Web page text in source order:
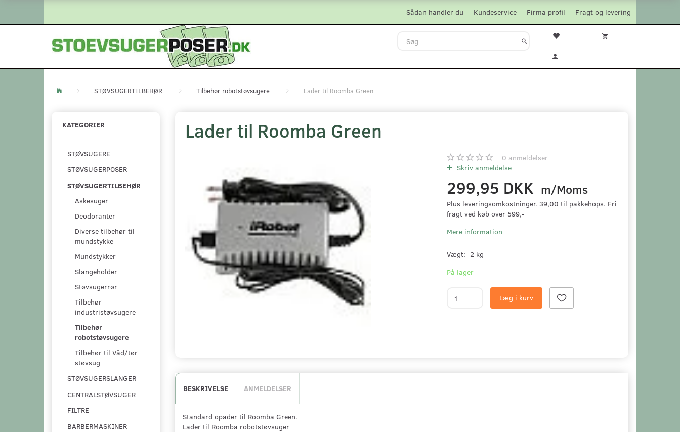
Fragt og levering
Firma profil
Kundeservice
Sådan handler du
STØVSUGERTILBEHØR Tilbehør robotstøvsugere Lader til Roomba Green
KATEGORIER
STØVSUGERE
STØVSUGERPOSER
STØVSUGERTILBEHØR
Askesuger
Deodoranter
Diverse tilbehør til
mundstykke
Mundstykker
Slangeholder
Støvsugerrør
Tilbehør
industristøvsugere
Tilbehør
robotstøvsugere
Tilbehør til Våd/tør
støvsug
STØVSUGERSLANGER
CENTRALSTØVSUGER
FILTRE
BARBERMASKINER
Lader til Roomba Green
0 anmeldelser
Skriv anmeldelse
299,95 DKK m/Moms
Plus leveringsomkostninger. 39,00 til pakkehops. Fri
fragt ved køb over 599,-
Mere information
Vægt: 2 kg
På lager
Læg i kurv
BESKRIVELSE ANMELDELSER
Standard opader til Roomba Green.
Lader til Roomba robotstøvsuger